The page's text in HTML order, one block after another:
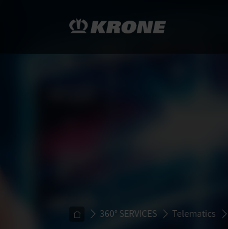
360° SERVICES Telematics